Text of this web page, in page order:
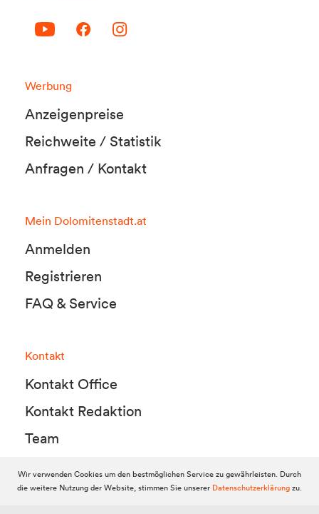
Werbung
Anzeigenpreise
Reichweite / Statistik
Anfragen / Kontakt
Mein Dolomitenstadt.at
Anmelden
Registrieren
FAQ & Service
Kontakt
Kontakt Office
Kontakt Redaktion
Team
© 2010-2026 Dolomitenstadt.at
Wir verwenden Cookies um den bestmöglichen Service zu gewährleisten. Durch
die weitere Nutzung der Website, stimmen Sie unserer Datenschutzerklärungzu.